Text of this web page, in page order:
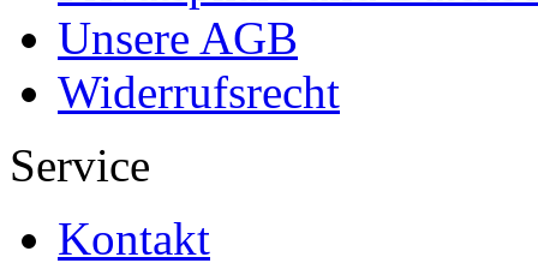
Unsere AGB
Widerrufsrecht
Service
Kontakt